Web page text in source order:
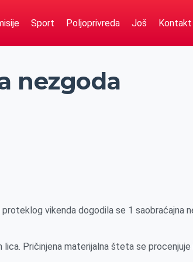
Sport Poljoprivreda Još Kontakt
nezgoda
vikenda dogodila se 1 saobraćajna
Pričinjena materijalna šteta se procenjuje